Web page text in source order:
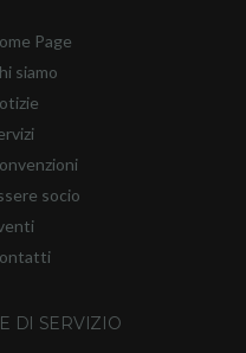
Page
siamo
socio
DI SERVIZIO